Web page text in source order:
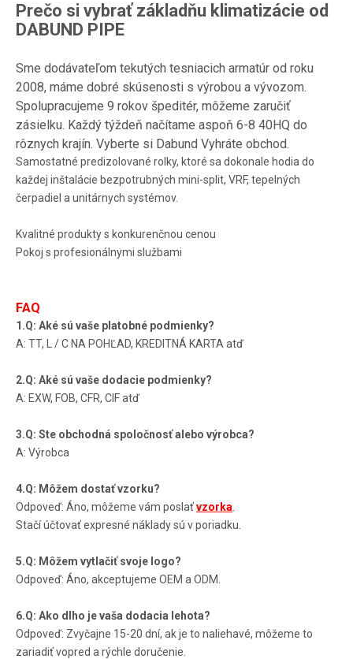
Prečo si vybrať základňu klimatizácie od
DABUND PIPE
Sme dodávateľom tekutých tesniacich armatúr od roku
2008, máme dobré skúsenosti s výrobou a vývozom.
Spolupracujeme 9 rokov špeditér, môžeme zaručiť
zásielku. Každý týždeň načítame aspoň 6-8 40HQ do
rôznych krajín. Vyberte si Dabund Vyhráte obchod.
Samostatné predizolované rolky, ktoré sa dokonale hodia do
každej inštalácie bezpotrubných mini-split, VRF, tepelných
čerpadiel a unitárnych systémov.
Kvalitné produkty s konkurenčnou cenou
Pokoj s profesionálnymi službami
FAQ
1.Q: Aké sú vaše platobné podmienky?
A: TT, L / C NA POHĽAD, KREDITNÁ KARTA atď
2.Q: Aké sú vaše dodacie podmienky?
A: EXW, FOB, CFR, CIF atď
3.Q: Ste obchodná spoločnosť alebo výrobca?
A: Výrobca
4.Q: Môžem dostať vzorku?
Odpoveď: Áno, môžeme vám poslaťvzorka
Stačí účtovať expresné náklady sú v poriadku.
5.Q: Môžem vytlačiť svoje logo?
Odpoveď: Áno, akceptujeme OEM a ODM.
6.Q: Ako dlho je vaša dodacia lehota?
Odpoveď: Zvyčajne 15-20 dní, ak je to naliehavé, môžeme to
zariadiť vopred a rýchle doručenie.